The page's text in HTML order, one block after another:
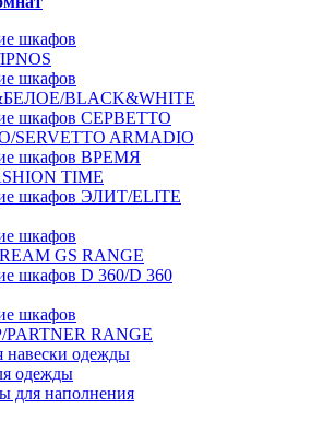
шкафов
шкафов
BLACK&WHITE
шкафов СЕРВЕТТО
ARMADIO
шкафов ВРЕМЯ
TIME
шкафов ЭЛИТ/ELITE
шкафов
GS RANGE
шкафов D 360/D 360
шкафов
RANGE
навески одежды
одежды
для наполнения